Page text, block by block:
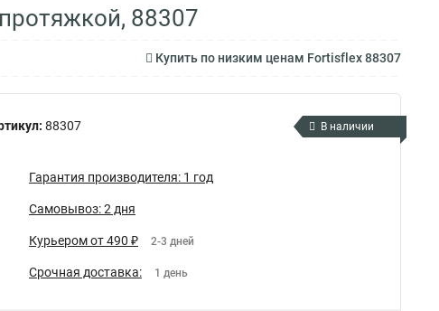
88307
Купить по низким ценам Fortisflex 88307
88307 В наличии
Гарантия производителя: 1 год
Самовывоз: 2 дня
Курьером от 490 ₽ 2-3 дней
Срочная доставка: 1 день